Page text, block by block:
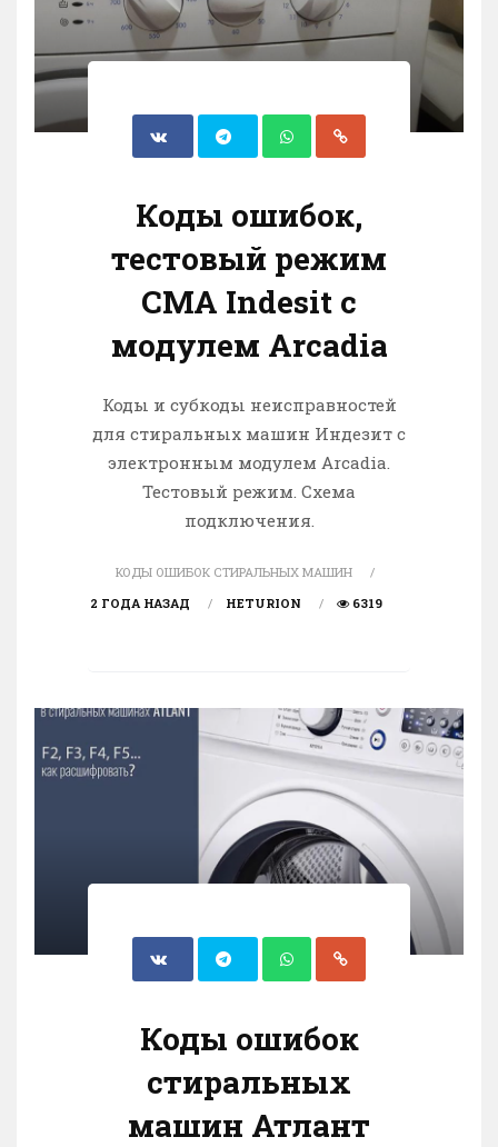
Коды ошибок,
тестовый режим
СМА Indesit с
модулем Arcadiа
Коды и субкоды неисправностей
для стиральных машин Индезит с
электронным модулем Arcadia.
Тестовый режим. Схема
подключения.
КОДЫ ОШИБОК СТИРАЛЬНЫХ МАШИН
2 ГОДА НАЗАД
HETURION 6319
Коды ошибок
стиральных
машин Атлант